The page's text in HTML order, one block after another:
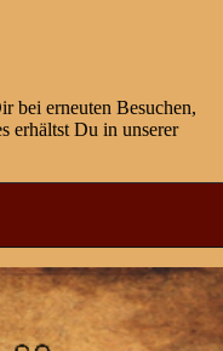
bei erneuten Besuchen,
erhältst Du in unserer